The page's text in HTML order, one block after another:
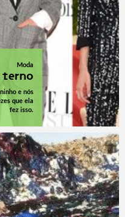
Moda
terno
e nós
que ela
fez isso.